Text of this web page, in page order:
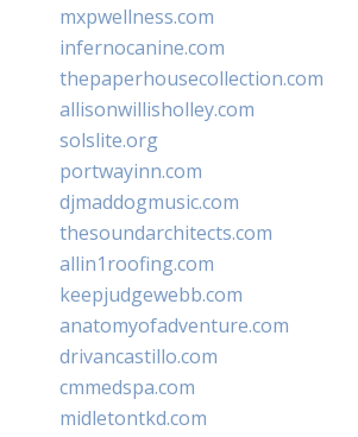
mxpwellness.com
infernocanine.com
thepaperhousecollection.com
allisonwillisholley.com
solslite.org
portwayinn.com
djmaddogmusic.com
thesoundarchitects.com
allin1roofing.com
keepjudgewebb.com
anatomyofadventure.com
drivancastillo.com
cmmedspa.com
midletontkd.com